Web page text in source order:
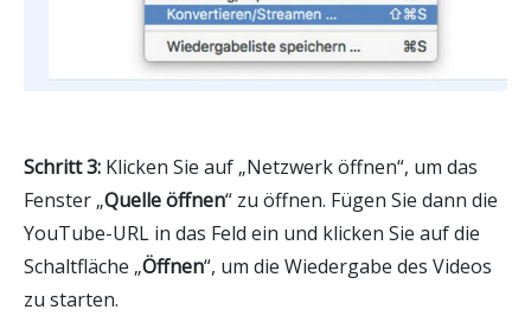
Schritt 3: Klicken Sie auf „Netzwerk öffnen“, um das
Fenster „Quelle öffnen“ zu öffnen. Fügen Sie dann die
YouTube-URL in das Feld ein und klicken Sie auf die
Schaltfläche „Öffnen“, um die Wiedergabe des Videos
zu starten.